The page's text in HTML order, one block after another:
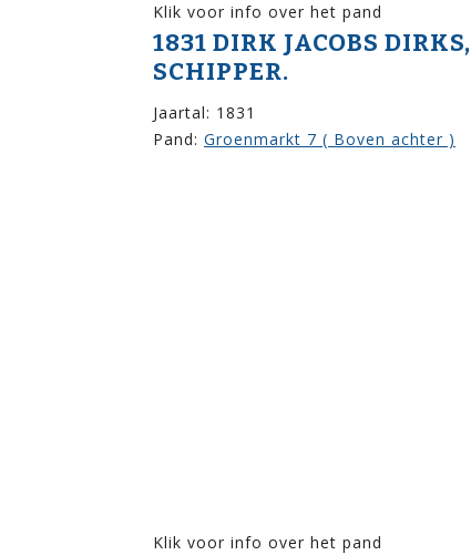
Klik voor info over het pand
1831 DIRK JACOBS DIRKS,
SCHIPPER.
Jaartal: 1831
Pand: Groenmarkt 7 ( Boven achter )
Klik voor info over het pand